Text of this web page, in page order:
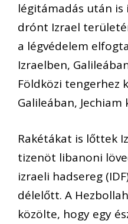
légitámadás után
drónt Izrael
a légvédelem
Izraelben,
Földközi tengerhez
Galileában, Jechiam
Rakétákat is lőttek
tizenöt libanoni
izraeli hadsereg
délelőtt. A
közölte, hogy egy